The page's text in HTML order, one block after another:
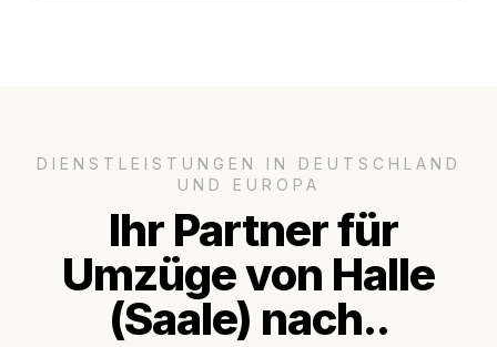
DIENSTLEISTUNGEN IN DEUTSCHLAND
UND EUROPA
Ihr Partner für
Umzüge von Halle
(Saale) nach..